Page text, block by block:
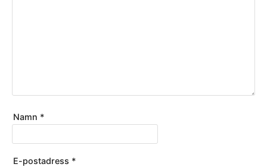
Namn *
E-postadress *